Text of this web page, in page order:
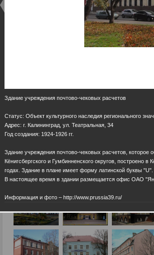
Здание учреждения почтово-чековых расчетов
Статус: Объект культурного наследия регионального
Адрес: г. Калининград, ул. Театральная, 34
Год создания: 1924-1926 гг.
Здание учреждения почтово-чековых расчетов, которое
Кёнигсбергского и Гумбинненского округов, построено в
годах. Здание в плане имеет форму латинской буквы "U".
В настоящее время в здании размещается офис ОАО
Информация и фото – http://www.prussia39.ru/